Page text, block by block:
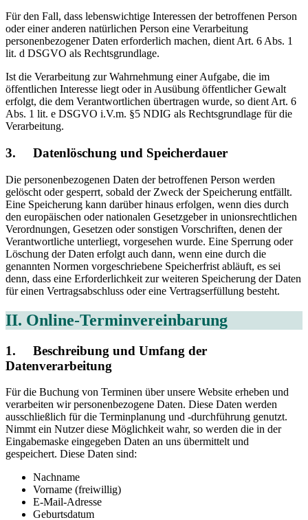
Für den Fall, dass lebenswichtige Interessen der betroffenen Person
oder einer anderen natürlichen Person eine Verarbeitung
personenbezogener Daten erforderlich machen, dient Art. 6 Abs. 1
lit. d DSGVO als Rechtsgrundlage.
Ist die Verarbeitung zur Wahrnehmung einer Aufgabe, die im
öffentlichen Interesse liegt oder in Ausübung öffentlicher Gewalt
erfolgt, die dem Verantwortlichen übertragen wurde, so dient Art. 6
Abs. 1 lit. e DSGVO i.V.m. §5 NDIG als Rechtsgrundlage für die
Verarbeitung.
3. Datenlöschung und Speicherdauer
Die personenbezogenen Daten der betroffenen Person werden
gelöscht oder gesperrt, sobald der Zweck der Speicherung entfällt.
Eine Speicherung kann darüber hinaus erfolgen, wenn dies durch
den europäischen oder nationalen Gesetzgeber in unionsrechtlichen
Verordnungen, Gesetzen oder sonstigen Vorschriften, denen der
Verantwortliche unterliegt, vorgesehen wurde. Eine Sperrung oder
Löschung der Daten erfolgt auch dann, wenn eine durch die
genannten Normen vorgeschriebene Speicherfrist abläuft, es sei
denn, dass eine Erforderlichkeit zur weiteren Speicherung der Daten
für einen Vertragsabschluss oder eine Vertragserfüllung besteht.
II. Online-Terminvereinbarung
1. Beschreibung und Umfang der
Datenverarbeitung
Für die Buchung von Terminen über unsere Website erheben und
verarbeiten wir personenbezogene Daten. Diese Daten werden
ausschließlich für die Terminplanung und -durchführung genutzt.
Nimmt ein Nutzer diese Möglichkeit wahr, so werden die in der
Eingabemaske eingegeben Daten an uns übermittelt und
gespeichert. Diese Daten sind:
Nachname
Vorname (freiwillig)
E-Mail-Adresse
Geburtsdatum